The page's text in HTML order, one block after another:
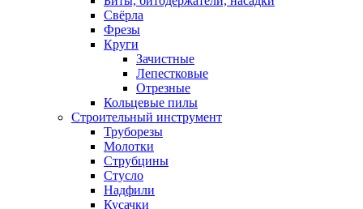
Свёрла
Фрезы
Круги
Зачистные
Лепестковые
Отрезные
Кольцевые пилы
Строительный инструмент
Труборезы
Молотки
Струбцины
Стусло
Надфили
Кусачки